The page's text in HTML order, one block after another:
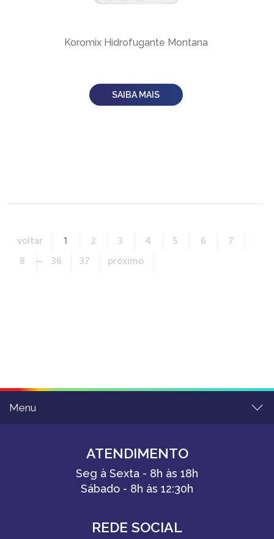
Koromix Hidrofugante Montana
SAIBA MAIS
voltar 1 2 3 4 5 6
7
8
36 37 próximo
Menu
ATENDIMENTO
Seg à Sexta - 8h às 18h
Sábado - 8h às 12:30h
REDE SOCIAL